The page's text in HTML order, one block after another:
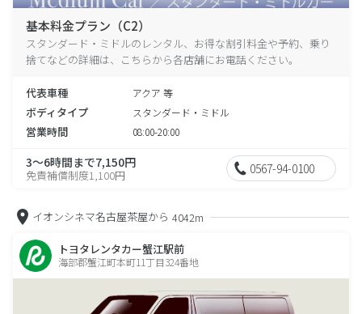
基本料金プラン（C2）
スタンダード・ミドルのレンタル、お得な割引料金や予約、乗り
捨てなどの詳細は、こちらから各店舗にお電話ください。
代表車種 アクア 等
ボディタイプ スタンダード・ミドル
営業時間 08:00-20:00
3～6時間まで7,150円
免責補償制度1,100円 0567-94-0100
イオンシネマ名古屋茶屋から 4042m
トヨタレンタカー蟹江駅前
海部郡蟹江町本町11丁目324番地